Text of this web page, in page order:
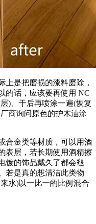
上是把磨损的漆料磨除，
的话，应该要再使用 NC
)、干后再喷涂一遍(恢复
商询问原色的护木油涂
合金类等材质，可以用酒
表层，若长期使用酒精擦
镀的饰品戴久了都会褪
若是真的想清洁此类物
水)以一比一的比例混合